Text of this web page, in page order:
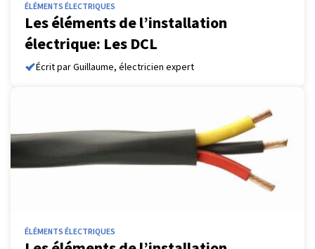
ÉLÉMENTS ÉLECTRIQUES
Les éléments de l’installation
électrique: Les DCL
Écrit par Guillaume, électricien expert
ÉLÉMENTS ÉLECTRIQUES